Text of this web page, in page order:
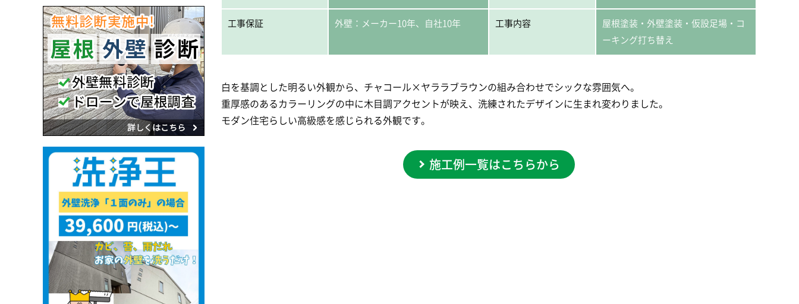
工事保証 外壁：メーカー10年、自社10年 工事内容
屋根塗装・外壁塗装・仮設足場・コ
ーキング打ち替え
白を基調とした明るい外観から、チャコール×ヤララブラウンの組み合わせでシックな雰囲気へ。
重厚感のあるカラーリングの中に木目調アクセントが映え、洗練されたデザインに生まれ変わりました。
モダン住宅らしい高級感を感じられる外観です。
施工例一覧はこちらから